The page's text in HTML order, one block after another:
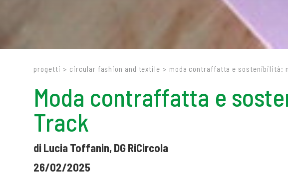
progetti > circular fashion and textile > moda contraffatta e sostenibilità:
Moda contraffatta e
Track
di Lucia Toffanin, DG RiCircola
26/02/2025